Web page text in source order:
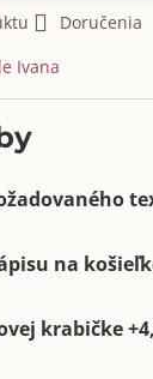
Doručenia
Ivana
na
krabičke